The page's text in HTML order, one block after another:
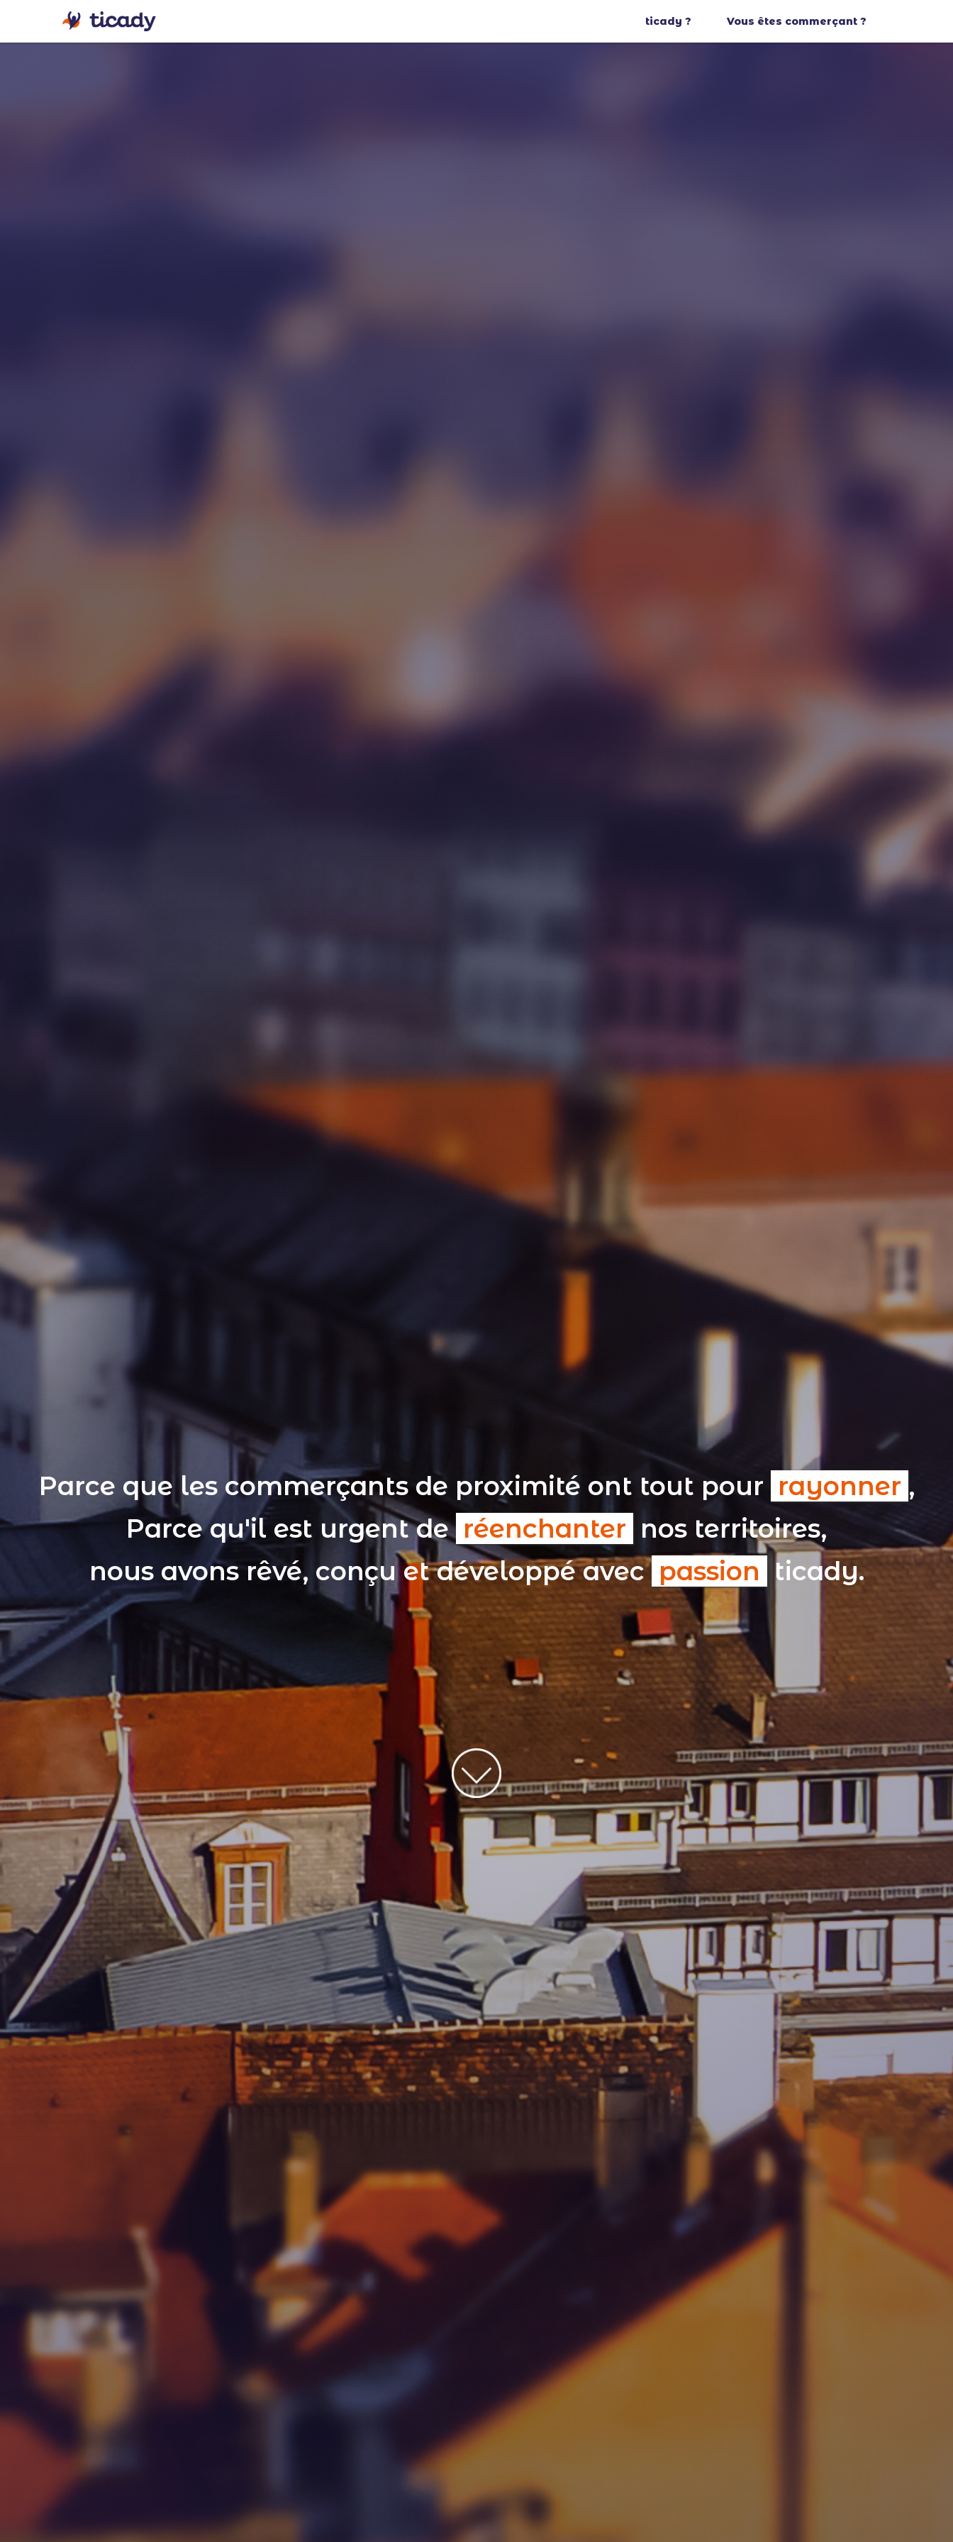
ticady ? Vous êtes commerçant ?
Parce que les commerçants de proximité ont tout pour rayonner ,
Parce qu'il est urgent de réenchanter nos territoires,
nous avons rêvé, conçu et développé avec passion ticady.